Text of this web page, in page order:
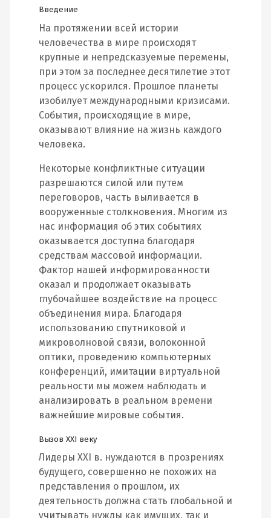
Введение
На протяжении всей истории
человечества в мире происходят
крупные и непредсказуемые перемены,
при этом за последнее десятилетие этот
процесс ускорился. Прошлое планеты
изобилует международными кризисами.
События, происходящие в мире,
оказывают влияние на жизнь каждого
человека.
Некоторые конфликтные ситуации
разрешаются силой или путем
переговоров, часть выливается в
вооруженные столкновения. Многим из
нас информация об этих событиях
оказывается доступна благодаря
средствам массовой информации.
Фактор нашей информированности
оказал и продолжает оказывать
глубочайшее воздействие на процесс
объединения мира. Благодаря
использованию спутниковой и
микроволновой связи, волоконной
оптики, проведению компьютерных
конференций, имитации виртуальной
реальности мы можем наблюдать и
анализировать в реальном времени
важнейшие мировые события.
Вызов XXI веку
Лидеры XXI в. нуждаются в прозрениях
будущего, совершенно не похожих на
представления о прошлом, их
деятельность должна стать глобальной и
учитывать нужды как имущих, так и